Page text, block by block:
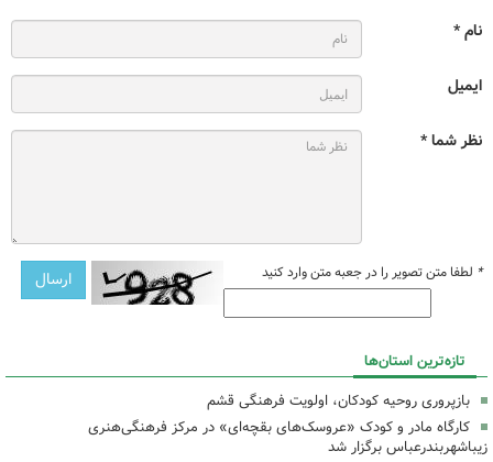
نام *
ایمیل
نظر شما *
* لطفا متن تصویر را در جعبه متن وارد کنید
تازه‌ترین استان‌ها
بازپروری روحیه کودکان، اولویت فرهنگی قشم
کارگاه مادر و کودک «عروسک‌های بقچه‌ای» در مرکز فرهنگی‌هنری
زیباشهربندرعباس برگزار شد